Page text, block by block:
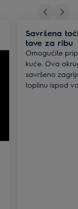
Savršena
tave za ribu
Omogućite
kuće. Ova
savršeno
toplinu ispod